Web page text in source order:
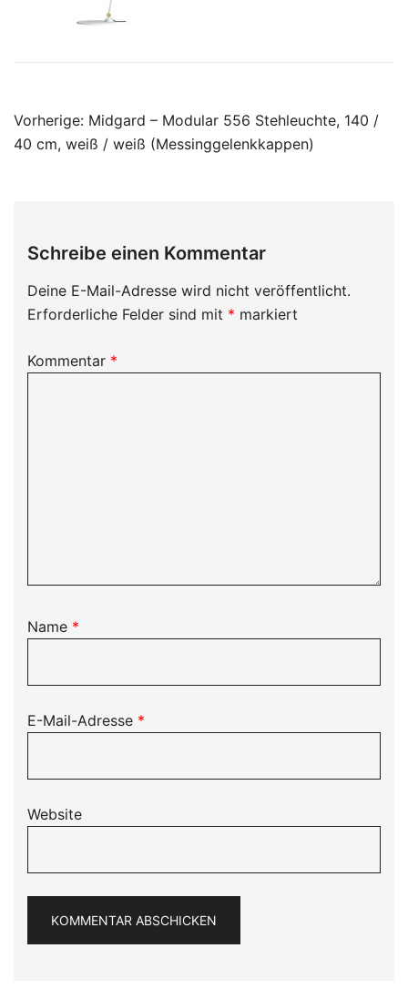
Beitragsnavigation
Vorherige: Midgard – Modular 556 Stehleuchte, 140 /
40 cm, weiß / weiß (Messinggelenkkappen)
Schreibe einen Kommentar
Deine E-Mail-Adresse wird nicht veröffentlicht.
Erforderliche Felder sind mit * markiert
Kommentar *
Name *
E-Mail-Adresse *
Website